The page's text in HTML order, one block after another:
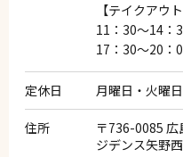
【テイクアウ
11：30～14：
17：30～20：
定休日 月曜日・火曜日
住所
〒736-0085
ジデンス矢野